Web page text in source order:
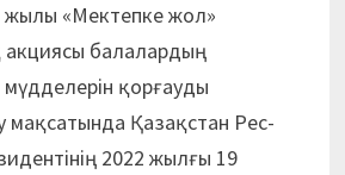
жылы «Мектепке жол»
акциясы балалардың
қорғауды
мақсатында Қазақстан Рес­
2022 жылғы 19